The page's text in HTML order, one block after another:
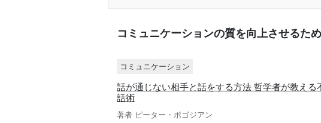
コミュニケーションの質を向上させるた
コミュニケーション
話が通じない相手と話をする方法 哲学者が教える
話術
著者 ピーター・ボゴジアン